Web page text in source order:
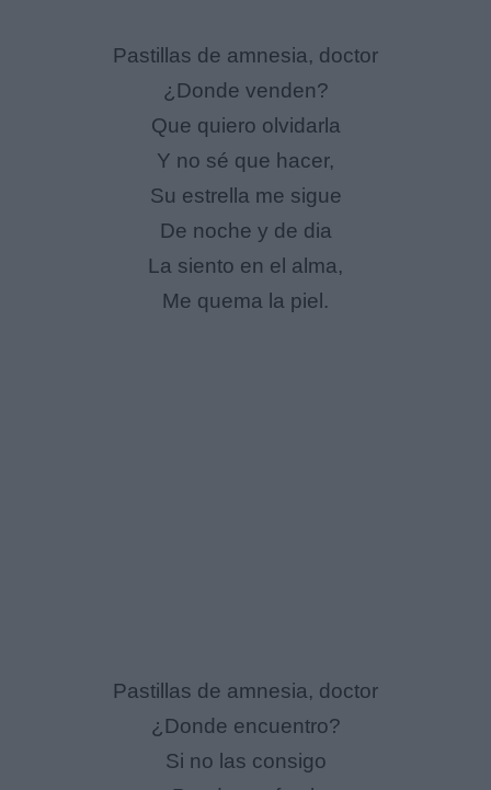
Pastillas de amnesia, doctor
¿Donde venden?
Que quiero olvidarla
Y no sé que hacer,
Su estrella me sigue
De noche y de dia
La siento en el alma,
Me quema la piel.
Pastillas de amnesia, doctor
¿Donde encuentro?
Si no las consigo